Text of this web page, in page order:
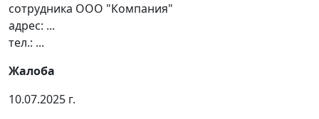
сотрудника ООО "Компания"
адрес: ...
тел.: ...
Жалоба
10.07.2025 г.